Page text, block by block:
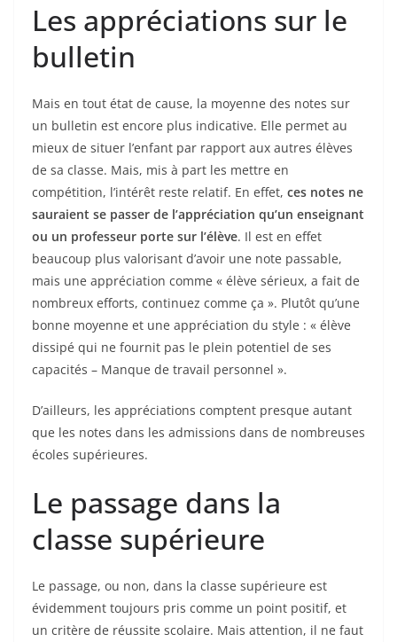
Les appréciations sur le
bulletin
Mais en tout état de cause, la moyenne des notes sur
un bulletin est encore plus indicative. Elle permet au
mieux de situer l’enfant par rapport aux autres élèves
de sa classe. Mais, mis à part les mettre en
compétition, l’intérêt reste relatif. En effet, ces notes ne
sauraient se passer de l’appréciation qu’un enseignant
ou un professeur porte sur l’élève. Il est en effet
beaucoup plus valorisant d’avoir une note passable,
mais une appréciation comme « élève sérieux, a fait de
nombreux efforts, continuez comme ça ». Plutôt qu’une
bonne moyenne et une appréciation du style : « élève
dissipé qui ne fournit pas le plein potentiel de ses
capacités – Manque de travail personnel ».
D’ailleurs, les appréciations comptent presque autant
que les notes dans les admissions dans de nombreuses
écoles supérieures.
Le passage dans la
classe supérieure
Le passage, ou non, dans la classe supérieure est
évidemment toujours pris comme un point positif, et
un critère de réussite scolaire. Mais attention, il ne faut